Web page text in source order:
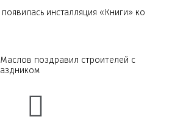
инсталляция «Книги» ко
поздравил строителей с